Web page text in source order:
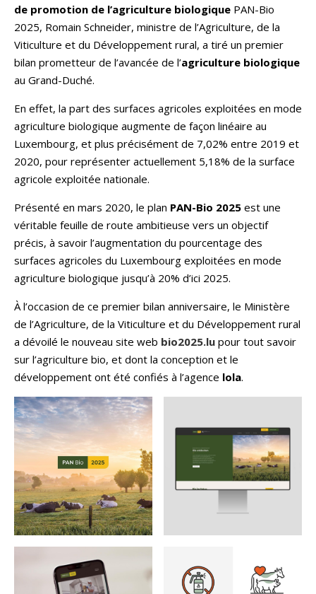
de promotion de l’agriculture biologique PAN-Bio
2025, Romain Schneider, ministre de l’Agriculture, de la
Viticulture et du Développement rural, a tiré un premier
bilan prometteur de l’avancée de l’agriculture biologique
au Grand-Duché.
En effet, la part des surfaces agricoles exploitées en mode
agriculture biologique augmente de façon linéaire au
Luxembourg, et plus précisément de 7,02% entre 2019 et
2020, pour représenter actuellement 5,18% de la surface
agricole exploitée nationale.
Présenté en mars 2020, le plan PAN-Bio 2025 est une
véritable feuille de route ambitieuse vers un objectif
précis, à savoir l’augmentation du pourcentage des
surfaces agricoles du Luxembourg exploitées en mode
agriculture biologique jusqu’à 20% d’ici 2025.
À l’occasion de ce premier bilan anniversaire, le Ministère
de l’Agriculture, de la Viticulture et du Développement rural
a dévoilé le nouveau site web bio2025.lu pour tout savoir
sur l’agriculture bio, et dont la conception et le
développement ont été confiés à l’agence lola.